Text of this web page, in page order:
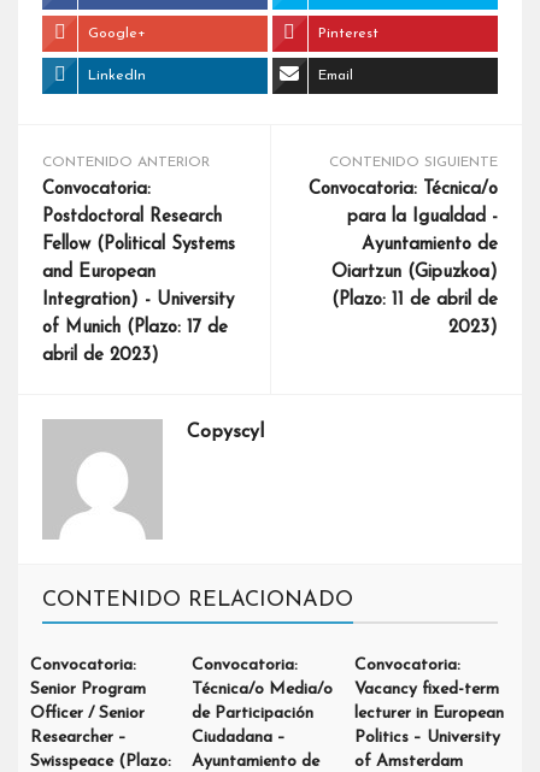
Google+ Pinterest
LinkedIn Email
CONTENIDO ANTERIOR
Convocatoria:
Postdoctoral Research
Fellow (Political Systems
and European
Integration) - University
of Munich (Plazo: 17 de
abril de 2023)
CONTENIDO SIGUIENTE
Convocatoria: Técnica/o
para la Igualdad -
Ayuntamiento de
Oiartzun (Gipuzkoa)
(Plazo: 11 de abril de
2023)
Copyscyl
CONTENIDO RELACIONADO
Convocatoria:
Senior Program
Officer / Senior
Researcher –
Swisspeace (Plazo:
Convocatoria:
Técnica/o Media/o
de Participación
Ciudadana –
Ayuntamiento de
Convocatoria:
Vacancy fixed-term
lecturer in European
Politics – University
of Amsterdam